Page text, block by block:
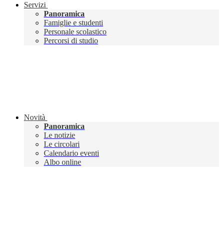
Servizi
Panoramica
Famiglie e studenti
Personale scolastico
Percorsi di studio
Novità
Panoramica
Le notizie
Le circolari
Calendario eventi
Albo online